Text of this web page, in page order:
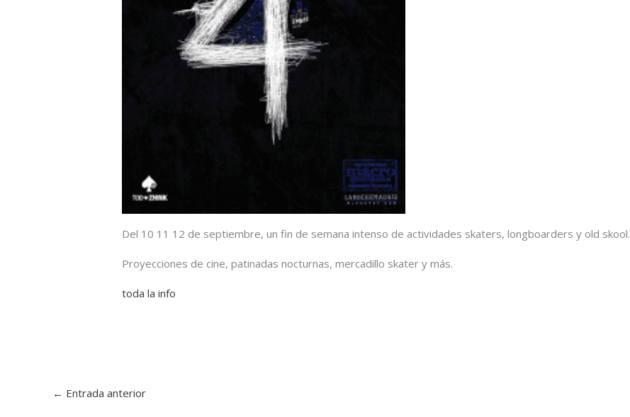
Del 10 11 12 de septiembre, un fin de semana intenso de actividades skaters, longboarders y old skool.
Proyecciones de cine, patinadas nocturnas, mercadillo skater y más.
toda la info
← Entrada anterior